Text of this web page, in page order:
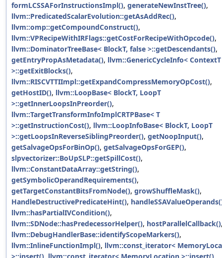
formLCSSAForInstructionsImpl(), generateNewInstTree(),
llvm::PredicatedScalarEvolution::getAsAddRec(),
llvm::omp::getCompoundConstruct(),
llvm::VPRecipeWithIRFlags::getCostForRecipeWithOpcode(),
llvm::DominatorTreeBase< BlockT, false >::getDescendants(),
getEntryPropAsMetadata(), llvm::GenericCycleInfo< ContextT
>::getExitBlocks(),
llvm::RISCVTTIImpl::getExpandCompressMemoryOpCost(),
getHostID(), llvm::LoopBase< BlockT, LoopT
>::getInnerLoopsInPreorder(),
llvm::TargetTransformInfoImplCRTPBase< T
>::getInstructionCost(), llvm::LoopInfoBase< BlockT, LoopT
>::getLoopsInReverseSiblingPreorder(), getNoopInput(),
getSalvageOpsForBinOp(), getSalvageOpsForGEP(),
slpvectorizer::BoUpSLP::getSpillCost(),
llvm::ConstantDataArray::getString(),
getSymbolicOperandRequirements(),
getTargetConstantBitsFromNode(), growShuffleMask(),
HandleDestructivePredicateHint(),
llvm::hasPartialIVCondition(),
llvm::SDNode::hasPredecessorHelper(), hostParallelCallback()
llvm::DebugHandlerBase::identifyScopeMarkers(),
llvm::InlineFunctionImpl(), llvm::const_iterator<